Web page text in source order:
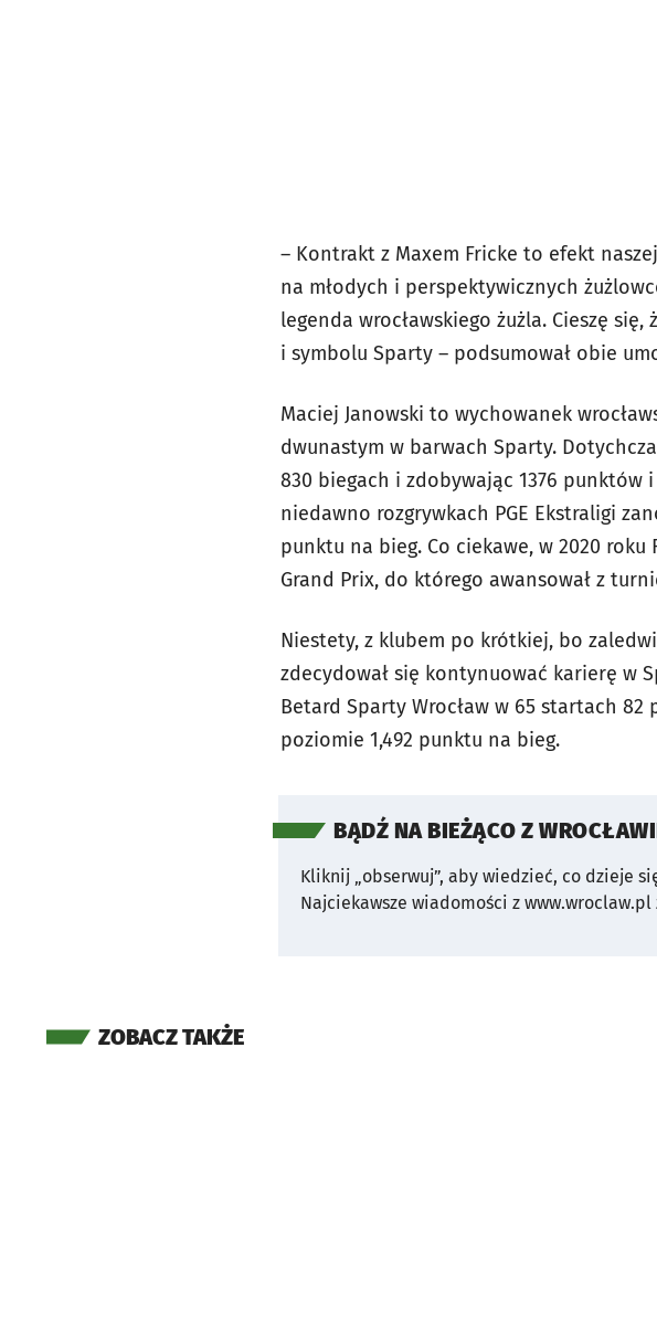
– Kontrakt z Maxem Fricke to efekt
na młodych i perspektywicznych
legenda wrocławskiego żużla. Cieszę
i symbolu Sparty – podsumował obie
Maciej Janowski to wychowanek
dwunastym w barwach Sparty.
830 biegach i zdobywając 1376 punktów
niedawno rozgrywkach PGE Ekstraligi
punktu na bieg. Co ciekawe, w 2020
Grand Prix, do którego awansował z
Niestety, z klubem po krótkiej, bo
zdecydował się kontynuować karierę w
Betard Sparty Wrocław w 65 startach
poziomie 1,492 punktu na bieg.
BĄDŹ NA BIEŻĄCO Z
Kliknij „obserwuj”, aby wiedzieć, co dzieje
Najciekawsze wiadomości z www.wroclaw.pl
ZOBACZ TAKŻE